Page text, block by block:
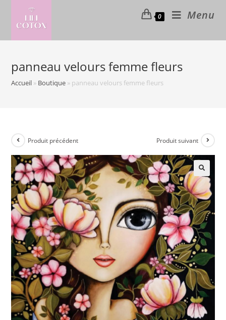
content
0 Menu
panneau velours femme fleurs
Accueil » Boutique » panneau velours femme fleurs
Produit précédent Produit suivant
🔍